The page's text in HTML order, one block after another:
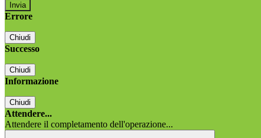
Errore
Chiudi
Successo
Chiudi
Informazione
Chiudi
Attendere...
Attendere il completamento dell'operazione...